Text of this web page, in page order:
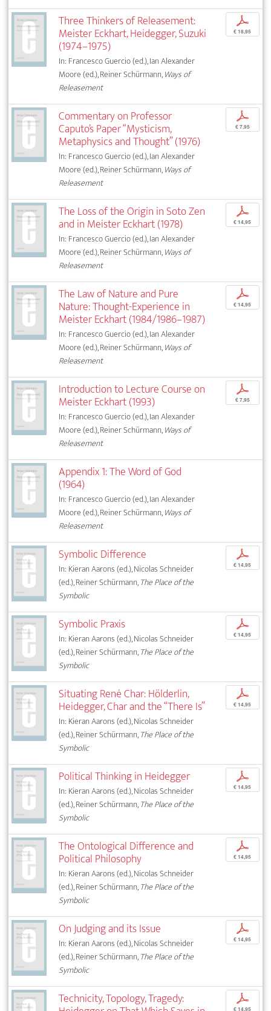
Three Thinkers of Releasement:
Meister Eckhart, Heidegger, Suzuki
(1974–1975)
In: Francesco Guercio (ed.), Ian Alexander
Moore (ed.), Reiner Schürmann,Ways of
Releasement
p
€ 18,95
Commentary on Professor
Caputo’s Paper “Mysticism,
Metaphysics and Thought” (1976)
In: Francesco Guercio (ed.), Ian Alexander
Moore (ed.), Reiner Schürmann,Ways of
Releasement
p
€ 7,95
The Loss of the Origin in Soto Zen
and in Meister Eckhart (1978)
In: Francesco Guercio (ed.), Ian Alexander
Moore (ed.), Reiner Schürmann,Ways of
Releasement
p
€ 14,95
The Law of Nature and Pure
Nature: Thought-Experience in
Meister Eckhart (1984/1986–1987)
In: Francesco Guercio (ed.), Ian Alexander
Moore (ed.), Reiner Schürmann,Ways of
Releasement
p
€ 14,95
Introduction to Lecture Course on
Meister Eckhart (1993)
In: Francesco Guercio (ed.), Ian Alexander
Moore (ed.), Reiner Schürmann,Ways of
Releasement
p
€ 7,95
Appendix 1: The Word of God
(1964)
In: Francesco Guercio (ed.), Ian Alexander
Moore (ed.), Reiner Schürmann,Ways of
Releasement
Symbolic Difference
In: Kieran Aarons (ed.), Nicolas Schneider
(ed.), Reiner Schürmann,The Place of the
Symbolic
p
€ 14,95
Symbolic Praxis
In: Kieran Aarons (ed.), Nicolas Schneider
(ed.), Reiner Schürmann,The Place of the
Symbolic
p
€ 14,95
Situating René Char: Hölderlin,
Heidegger, Char and the “There Is”
In: Kieran Aarons (ed.), Nicolas Schneider
(ed.), Reiner Schürmann,The Place of the
Symbolic
p
€ 14,95
Political Thinking in Heidegger
In: Kieran Aarons (ed.), Nicolas Schneider
(ed.), Reiner Schürmann,The Place of the
Symbolic
p
€ 14,95
The Ontological Difference and
Political Philosophy
In: Kieran Aarons (ed.), Nicolas Schneider
(ed.), Reiner Schürmann,The Place of the
Symbolic
p
€ 14,95
On Judging and its Issue
In: Kieran Aarons (ed.), Nicolas Schneider
(ed.), Reiner Schürmann,The Place of the
Symbolic
p
€ 14,95
Technicity, Topology, Tragedy: p
€ 14,95